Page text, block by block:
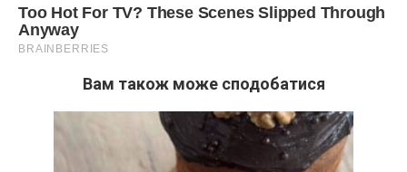
Вам також може сподобатися